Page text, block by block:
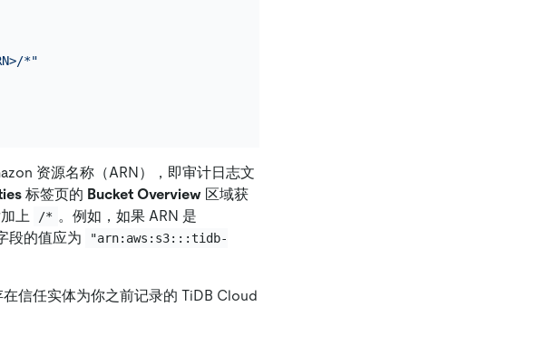
*"
资源名称（ARN），即审计日志文
标签页的 Bucket Overview 区域获
上 /* 。例如，如果 ARN 是
段的值应为
"arn:aws:s3:::tidb-
在信任实体为你之前记录的 TiDB Cloud